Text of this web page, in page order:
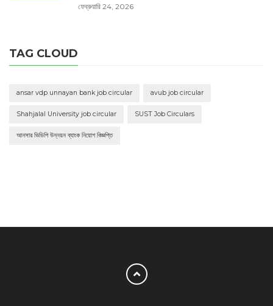
ফেব্রুয়ারি 24, 2026
TAG CLOUD
ansar vdp unnayan bank job circular avub job circular
Shahjalal University job circular SUST Job Circulars
আনসার ভিডিপি উন্নয়ন ব্যাংক নিয়োগ বিজ্ঞপ্তি